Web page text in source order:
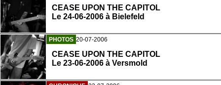
CEASE UPON THE CAPITOL
Le 24-06-2006 à Bielefeld
PHOTOS 20-07-2006
CEASE UPON THE CAPITOL
Le 23-06-2006 à Versmold